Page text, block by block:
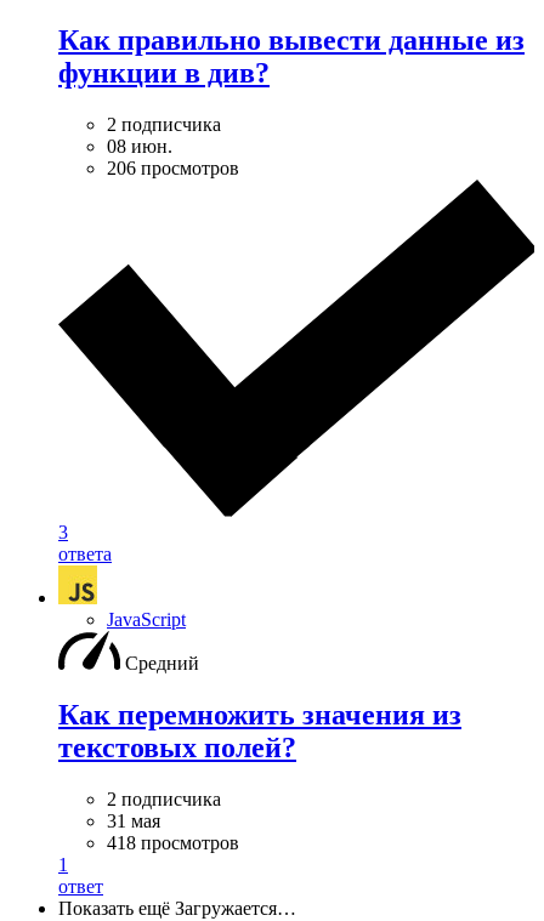
Как правильно вывести данные из
функции в див?
2 подписчика
08 июн.
206 просмотров
3
ответа
JavaScript
Средний
Как перемножить значения из
текстовых полей?
2 подписчика
31 мая
418 просмотров
1
ответ
Показать ещё Загружается…